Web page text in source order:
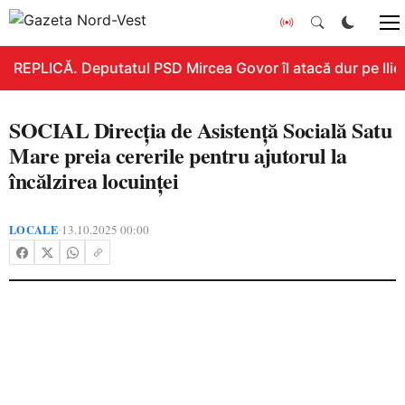
REPLICĂ. Deputatul PSD Mircea Govor îl atacă dur pe
SOCIAL Direcția de Asistență Socială Satu
Mare preia cererile pentru ajutorul la
încălzirea locuinței
LOCALE•13.10.2025 00:00